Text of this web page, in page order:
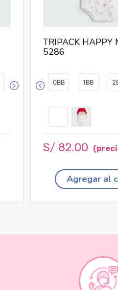
0BB 1BB
TRIPACK HAPPY
5286
S/ 82.00
Agregar al